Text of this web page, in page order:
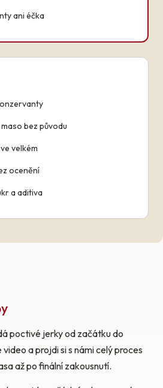
ani éčka
bez původu
velkém
ocenění
a aditiva
poctivé jerky od začátku do
a projdi si s námi celý proces
až po finální zakousnutí.